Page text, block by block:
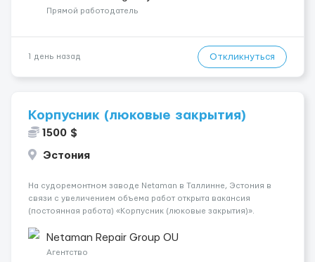
поважаємо особ...
Прямой работодатель
1 день назад Откликнуться
Корпусник (люковые закрытия)
1500 $
Эстония
На судоремонтном заводе Netaman в Таллинне, Эстония в
связи с увеличением объема работ открыта вакансия
(постоянная работа) «Корпусник (люковые закрытия)».
люковым закрытиям: замена уплотнительной резины ремонт
корпусных кон...
Netaman Repair Group OU
Агентство